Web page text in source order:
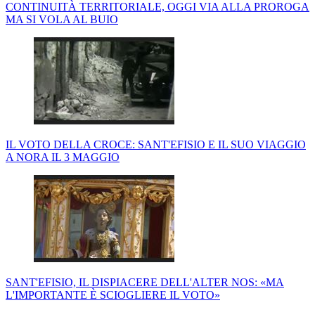
CONTINUITÀ TERRITORIALE, OGGI VIA ALLA PROROGA
MA SI VOLA AL BUIO
IL VOTO DELLA CROCE: SANT'EFISIO E IL SUO VIAGGIO
A NORA IL 3 MAGGIO
SANT'EFISIO, IL DISPIACERE DELL'ALTER NOS: «MA
L'IMPORTANTE È SCIOGLIERE IL VOTO»